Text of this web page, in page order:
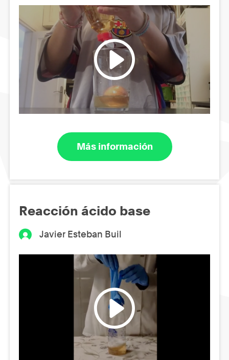
Más información
Reacción ácido base
Javier Esteban Buil